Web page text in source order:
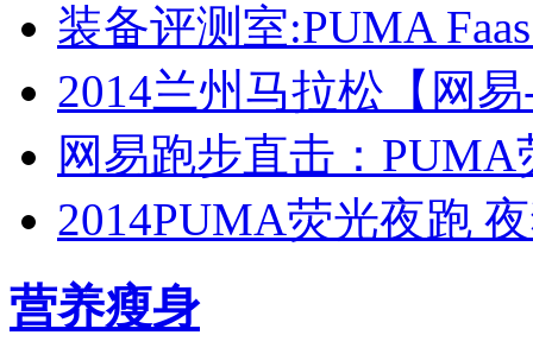
装备评测室:PUMA
2014兰州马拉松【网
网易跑步直击：
2014PUMA荧光夜跑
营养瘦身